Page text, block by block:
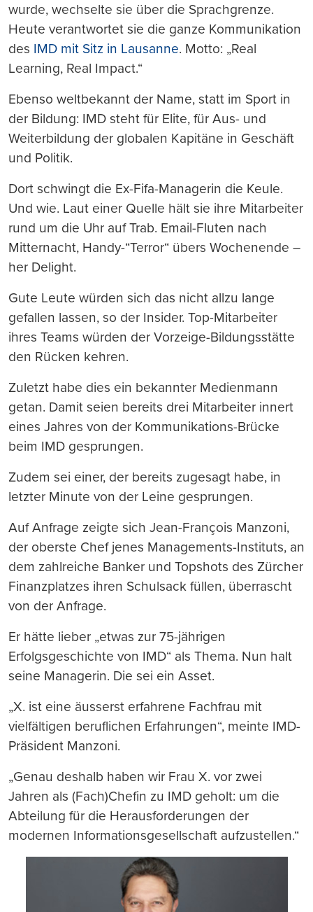
wurde, wechselte sie über die Sprachgrenze.
Heute verantwortet sie die ganze Kommunikation
des IMD mit Sitz in Lausanne. Motto: „Real
Learning, Real Impact.“
Ebenso weltbekannt der Name, statt im Sport in
der Bildung: IMD steht für Elite, für Aus- und
Weiterbildung der globalen Kapitäne in Geschäft
und Politik.
Dort schwingt die Ex-Fifa-Managerin die Keule.
Und wie. Laut einer Quelle hält sie ihre Mitarbeiter
rund um die Uhr auf Trab. Email-Fluten nach
Mitternacht, Handy-“Terror“ übers Wochenende –
her Delight.
Gute Leute würden sich das nicht allzu lange
gefallen lassen, so der Insider. Top-Mitarbeiter
ihres Teams würden der Vorzeige-Bildungsstätte
den Rücken kehren.
Zuletzt habe dies ein bekannter Medienmann
getan. Damit seien bereits drei Mitarbeiter innert
eines Jahres von der Kommunikations-Brücke
beim IMD gesprungen.
Zudem sei einer, der bereits zugesagt habe, in
letzter Minute von der Leine gesprungen.
Auf Anfrage zeigte sich Jean-François Manzoni,
der oberste Chef jenes Managements-Instituts, an
dem zahlreiche Banker und Topshots des Zürcher
Finanzplatzes ihren Schulsack füllen, überrascht
von der Anfrage.
Er hätte lieber „etwas zur 75-jährigen
Erfolgsgeschichte von IMD“ als Thema. Nun halt
seine Managerin. Die sei ein Asset.
„X. ist eine äusserst erfahrene Fachfrau mit
vielfältigen beruflichen Erfahrungen“, meinte IMD-
Präsident Manzoni.
„Genau deshalb haben wir Frau X. vor zwei
Jahren als (Fach)Chefin zu IMD geholt: um die
Abteilung für die Herausforderungen der
modernen Informationsgesellschaft aufzustellen.“